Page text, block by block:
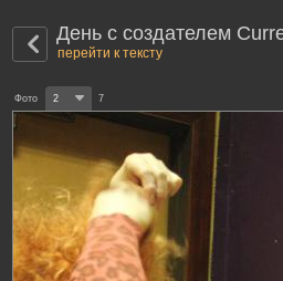
День с создателем
перейти к тексту
Фото 2 7